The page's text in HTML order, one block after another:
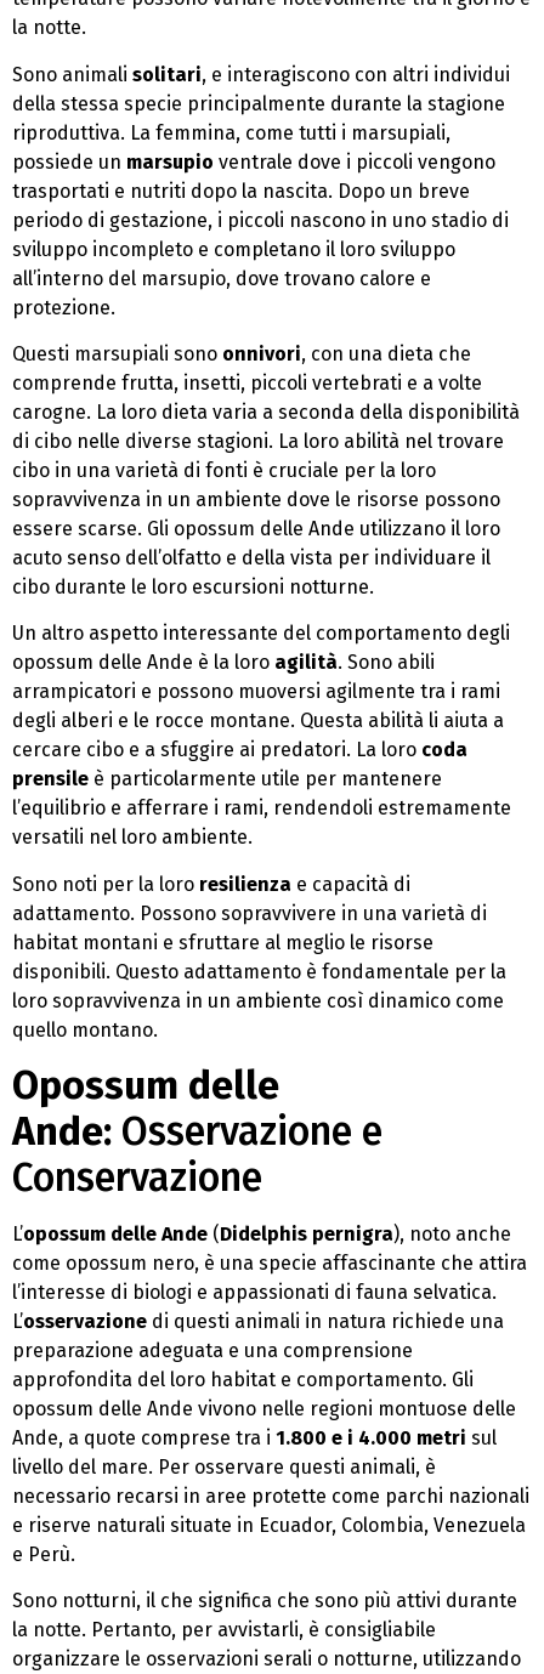
la notte.
Sono animali solitari, e interagiscono con altri individui
della stessa specie principalmente durante la stagione
riproduttiva. La femmina, come tutti i marsupiali,
possiede un marsupio ventrale dove i piccoli vengono
trasportati e nutriti dopo la nascita. Dopo un breve
periodo di gestazione, i piccoli nascono in uno stadio di
sviluppo incompleto e completano il loro sviluppo
all’interno del marsupio, dove trovano calore e
protezione.
Questi marsupiali sono onnivori, con una dieta che
comprende frutta, insetti, piccoli vertebrati e a volte
carogne. La loro dieta varia a seconda della disponibilità
di cibo nelle diverse stagioni. La loro abilità nel trovare
cibo in una varietà di fonti è cruciale per la loro
sopravvivenza in un ambiente dove le risorse possono
essere scarse. Gli opossum delle Ande utilizzano il loro
acuto senso dell’olfatto e della vista per individuare il
cibo durante le loro escursioni notturne.
Un altro aspetto interessante del comportamento degli
opossum delle Ande è la loro agilità. Sono abili
arrampicatori e possono muoversi agilmente tra i rami
degli alberi e le rocce montane. Questa abilità li aiuta a
cercare cibo e a sfuggire ai predatori. La loro coda
prensile è particolarmente utile per mantenere
l’equilibrio e afferrare i rami, rendendoli estremamente
versatili nel loro ambiente.
Sono noti per la loro resilienza e capacità di
adattamento. Possono sopravvivere in una varietà di
habitat montani e sfruttare al meglio le risorse
disponibili. Questo adattamento è fondamentale per la
loro sopravvivenza in un ambiente così dinamico come
quello montano.
Opossum delle
Ande: Osservazione e
Conservazione
L’opossum delle Ande (Didelphis pernigra), noto anche
come opossum nero, è una specie affascinante che attira
l’interesse di biologi e appassionati di fauna selvatica.
L’osservazione di questi animali in natura richiede una
preparazione adeguata e una comprensione
approfondita del loro habitat e comportamento. Gli
opossum delle Ande vivono nelle regioni montuose delle
Ande, a quote comprese tra i 1.800 e i 4.000 metri sul
livello del mare. Per osservare questi animali, è
necessario recarsi in aree protette come parchi nazionali
e riserve naturali situate in Ecuador, Colombia, Venezuela
e Perù.
Sono notturni, il che significa che sono più attivi durante
la notte. Pertanto, per avvistarli, è consigliabile
organizzare le osservazioni serali o notturne, utilizzando